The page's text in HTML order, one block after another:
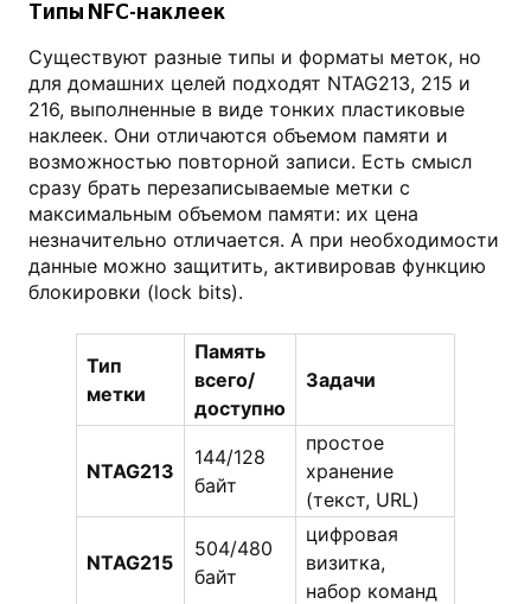
Типы NFC-наклеек
Существуют разные типы и форматы меток, но
для домашних целей подходят NTAG213, 215 и
216, выполненные в виде тонких пластиковые
наклеек. Они отличаются объемом памяти и
возможностью повторной записи. Есть смысл
сразу брать перезаписываемые метки с
максимальным объемом памяти: их цена
незначительно отличается. А при необходимости
данные можно защитить, активировав функцию
блокировки (lock bits).
Тип
метки
Память
всего/
доступно
Задачи
NTAG213
144/128
байт
простое
хранение
(текст, URL)
NTAG215
504/480
байт
цифровая
визитка,
набор команд